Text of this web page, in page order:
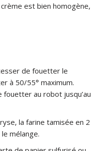
est bien homogène,
de fouetter le
à 50/55° maximum.
au robot jusqu’au
la farine tamisée en 2
mélange.